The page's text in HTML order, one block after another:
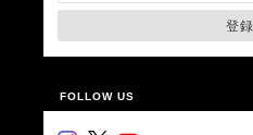
登録
FOLLOW US